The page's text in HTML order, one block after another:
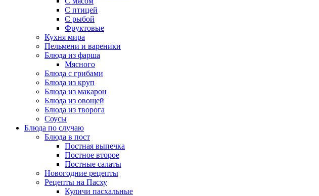
С птицей
С рыбой
Фруктовые
Кухня мира
Пельмени и вареники
Блюда из фарша
Мясного
Блюда с грибами
Блюда из круп
Блюда из макарон
Блюда из овощей
Блюда из творога
Соусы
Блюда по случаю
Блюда в пост
Постная выпечка
Постное второе
Постные салаты
Новогодние рецепты
Рецепты на Пасху
Куличи пасхальные